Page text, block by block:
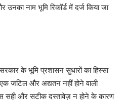
नाम भूमि रिकॉर्ड में दर्ज किया जा
के भूमि प्रशासन सुधारों का हिस्सा
एक जटिल और अद्यतन नहीं होने वाली
सही और सटीक दस्तावेज़ न होने के कारण